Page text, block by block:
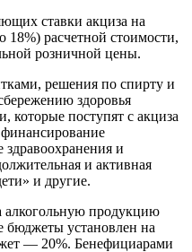
ставки акциза на
расчетной стоимости,
розничной цены.
решения по спирту и
здоровья
которые поступят с акциза
финансирование
и
и активная
и другие.
алкогольную продукцию
бюджеты установлен на
— 20%. Бенефициарами